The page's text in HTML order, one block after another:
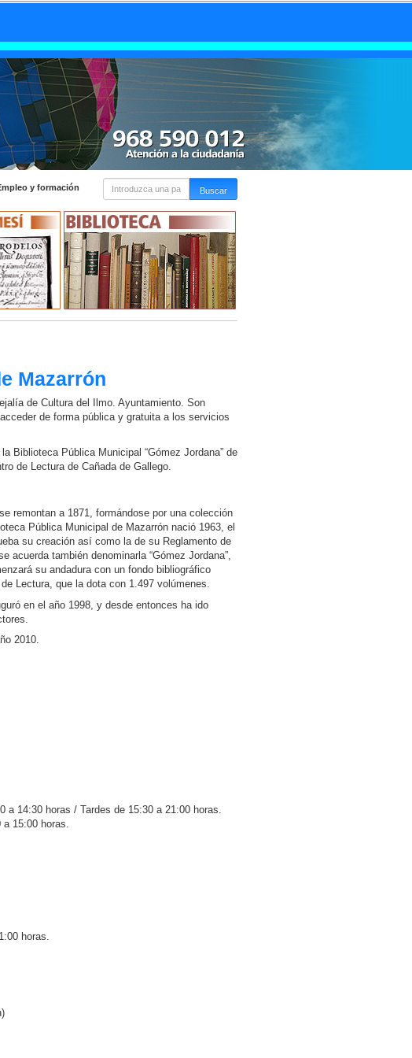
y formación
Mazarrón
de Cultura del Ilmo. Ayuntamiento. Son
de forma pública y gratuita a los servicios
Biblioteca Pública Municipal “Gómez Jordana” de
de Lectura de Cañada de Gallego.
remontan a 1871, formándose por una colección
Pública Municipal de Mazarrón nació 1963, el
su creación así como la de su Reglamento de
acuerda también denominarla “Gómez Jordana”,
su andadura con un fondo bibliográfico
Lectura, que la dota con 1.497 volúmenes.
en el año 1998, y desde entonces ha ido
2010.
14:30 horas / Tardes de 15:30 a 21:00 horas.
15:00 horas.
horas.